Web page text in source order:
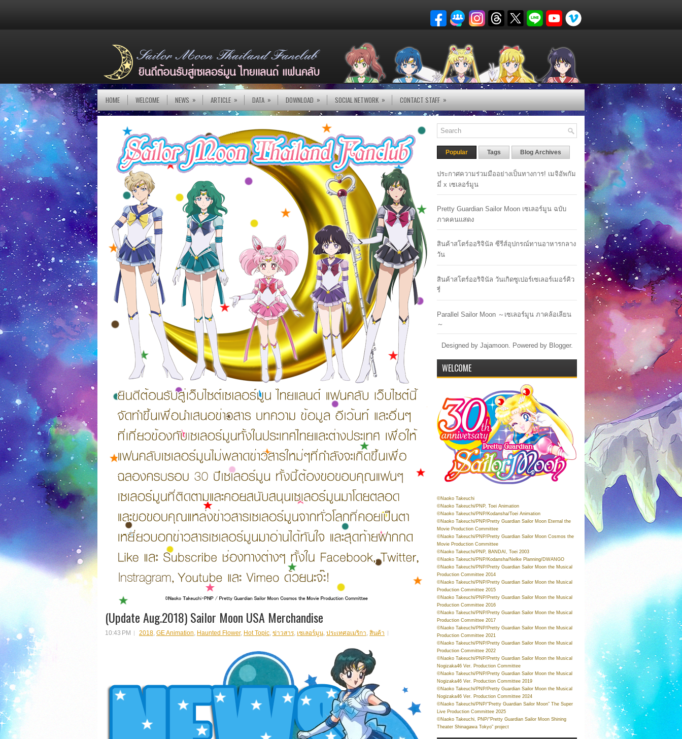
HOME WELCOME NEWS » ARTICLE » DATA » DOWNLOAD » SOCIAL NETWORK » CONTACT STAFF »
(Update Aug.2018) Sailor Moon USA Merchandise
10:43 PM 2018, GE Animation, Haunted Flower, Hot Topic, ข่าวสาร, เซเลอร์มูน, ประเทศอเมริกา, สินค้า
Popular Tags Blog Archives
ประกาศความร่วมมืออย่างเป็นทางการ! เมจิอัพกัม
มี่ x เซเลอร์มูน
Pretty Guardian Sailor Moon เซเลอร์มูน ฉบับ
ภาคคนแสดง
สินค้าสโตร์ออริจินัล ซีรีส์อุปกรณ์ทานอาหารกลาง
วัน
สินค้าสโตร์ออริจินัล วันเกิดซูเปอร์เซเลอร์เมอร์คิว
รี่
Parallel Sailor Moon ～เซเลอร์มูน ภาคล้อเลียน
～
Designed by Jajamoon. Powered by Blogger.
WELCOME
©Naoko Takeuchi
©Naoko Takeuchi/PNP, Toei Animation
©Naoko Takeuchi/PNP/Kodansha/Toei Animation
©Naoko Takeuchi/PNP/Pretty Guardian Sailor Moon Eternal the
Movie Production Committee
©Naoko Takeuchi/PNP/Pretty Guardian Sailor Moon Cosmos the
Movie Production Committee
©Naoko Takeuchi/PNP, BANDAI, Toei 2003
©Naoko Takeuchi/PNP/Kodansha/Nelke Planning/DWANGO
©Naoko Takeuchi/PNP/Pretty Guardian Sailor Moon the Musical
Production Committee 2014
©Naoko Takeuchi/PNP/Pretty Guardian Sailor Moon the Musical
Production Committee 2015
©Naoko Takeuchi/PNP/Pretty Guardian Sailor Moon the Musical
Production Committee 2016
©Naoko Takeuchi/PNP/Pretty Guardian Sailor Moon the Musical
Production Committee 2017
©Naoko Takeuchi/PNP/Pretty Guardian Sailor Moon the Musical
Production Committee 2021
©Naoko Takeuchi/PNP/Pretty Guardian Sailor Moon the Musical
Production Committee 2022
©Naoko Takeuchi/PNP/Pretty Guardian Sailor Moon the Musical
Nogizaka46 Ver. Production Committee
©Naoko Takeuchi/PNP/Pretty Guardian Sailor Moon the Musical
Nogizaka46 Ver. Production Committee 2019
©Naoko Takeuchi/PNP/Pretty Guardian Sailor Moon the Musical
Nogizaka46 Ver. Production Committee 2024
©Naoko Takeuchi/PNP/“Pretty Guardian Sailor Moon” The Super
Live Production Committee 2025
©Naoko Takeuchi, PNP/“Pretty Guardian Sailor Moon Shining
Theater Shinagawa Tokyo” project